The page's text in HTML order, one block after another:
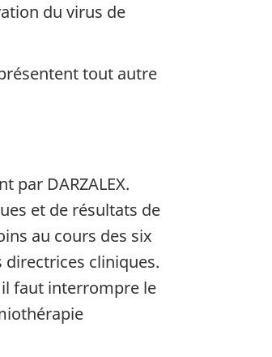
du virus de
tout autre
par DARZALEX.
et de résultats de
au cours des six
cliniques.
il faut interrompre le